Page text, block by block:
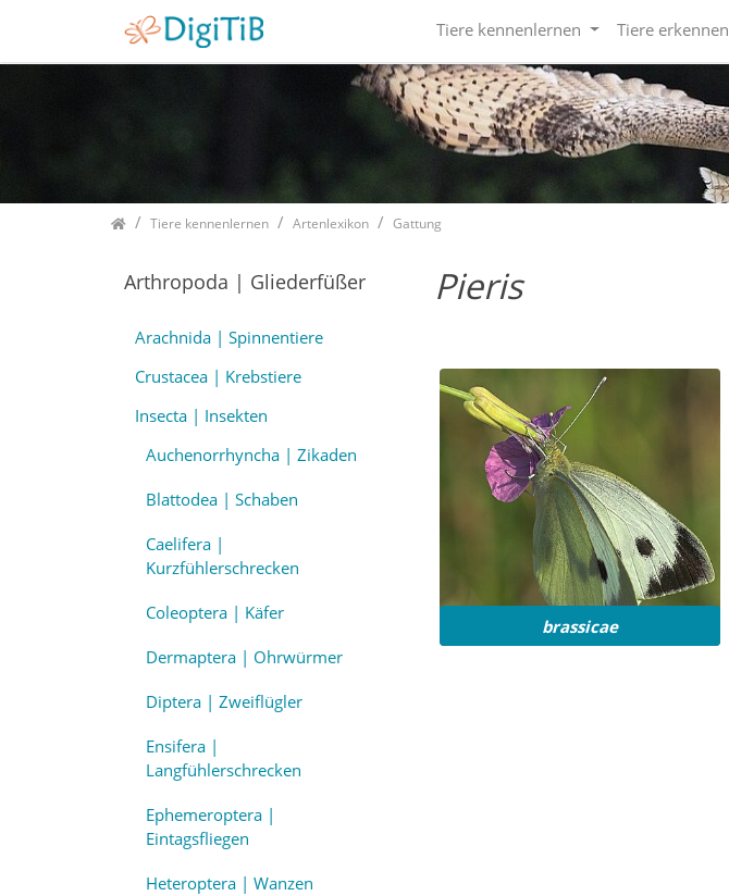
Tiere kennenlernen Tiere erkennen
HomeTiere kennenlernen Artenlexikon Gattung
Pieris
brassicae
Arthropoda | Gliederfüßer
Arachnida | Spinnentiere
Crustacea | Krebstiere
Insecta | Insekten
Auchenorrhyncha | Zikaden
Blattodea | Schaben
Caelifera |
Kurzfühlerschrecken
Coleoptera | Käfer
Dermaptera | Ohrwürmer
Diptera | Zweiflügler
Ensifera |
Langfühlerschrecken
Ephemeroptera |
Eintagsfliegen
Heteroptera | Wanzen